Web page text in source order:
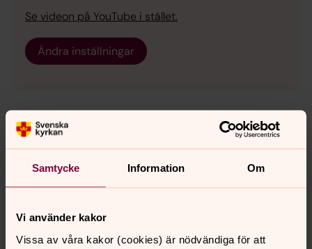
Samtycke Information Om
Vi använder kakor
Vissa av våra kakor (cookies) är nödvändiga för att
Se videon på YouTube i stället.
Ändra inställningar
Senast ändrad 26 februari 2021
Synpunkter eller frågor på sidans
innehåll?
Dela